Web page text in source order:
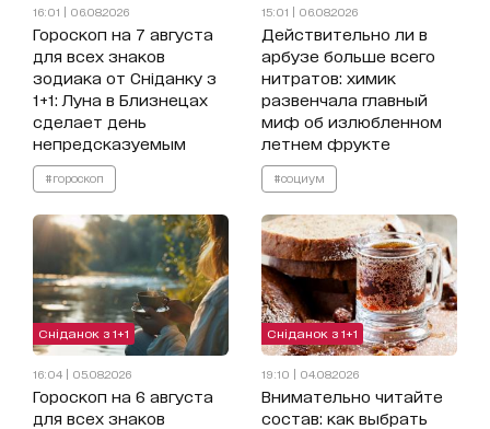
16:01 | 06.08.2026
Гороскоп на 7 августа
для всех знаков
зодиака от Сніданку з
1+1: Луна в Близнецах
сделает день
непредсказуемым
#гороскоп
15:01 | 06.08.2026
Действительно ли в
арбузе больше всего
нитратов: химик
развенчала главный
миф об излюбленном
летнем фрукте
#социум
Сніданок з 1+1
16:04 | 05.08.2026
Гороскоп на 6 августа
для всех знаков
Сніданок з 1+1
19:10 | 04.08.2026
Внимательно читайте
состав: как выбрать